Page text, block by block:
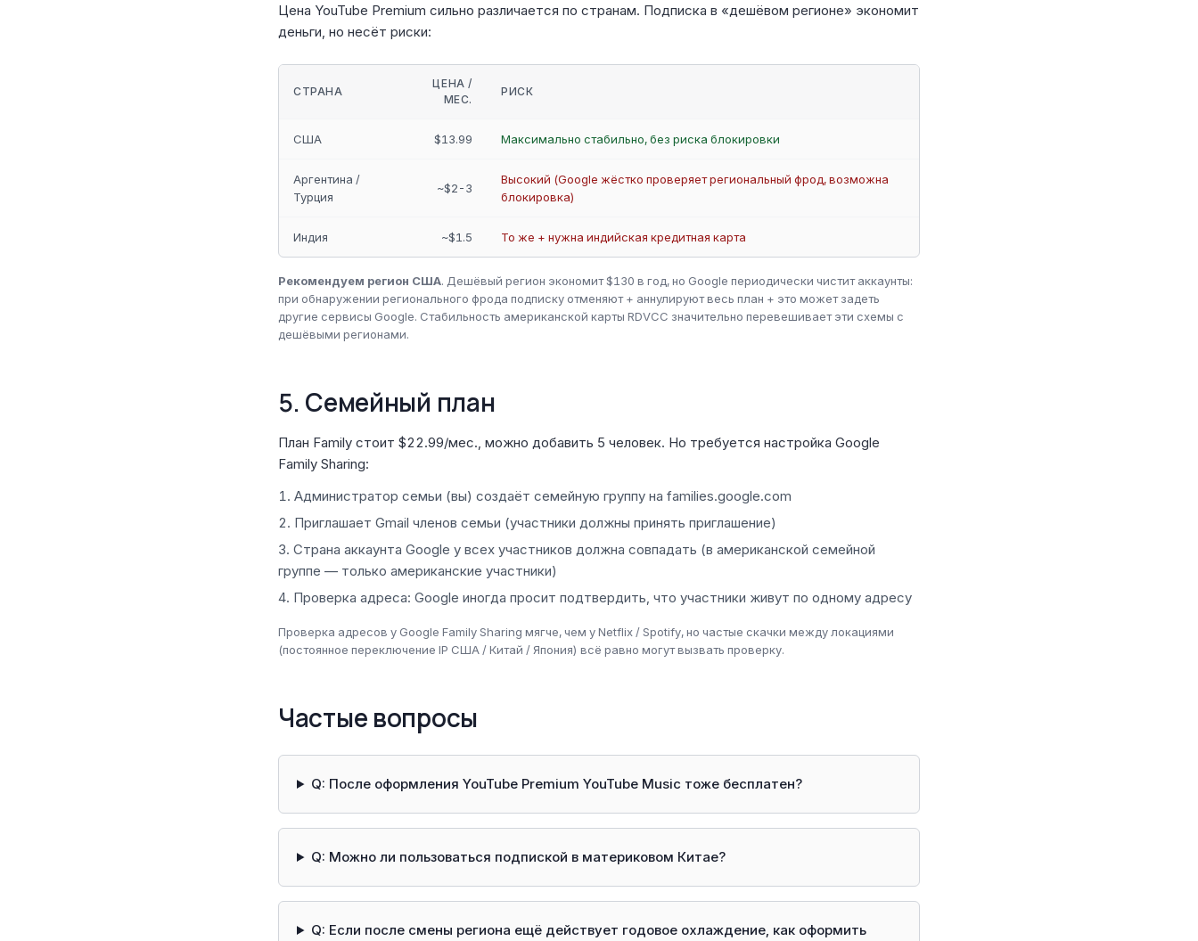
Цена YouTube Premium сильно различается по странам. Подписка в «дешёвом регионе» экономит
деньги, но несёт риски:
СТРАНА
ЦЕНА /
МЕС.
РИСК
США $13.99 Максимально стабильно, без риска блокировки
Аргентина /
Турция
~$2-3
Высокий (Google жёстко проверяет региональный фрод, возможна
блокировка)
Индия ~$1.5 То же + нужна индийская кредитная карта
Рекомендуем регион США. Дешёвый регион экономит $130 в год, но Google периодически чистит аккаунты:
при обнаружении регионального фрода подписку отменяют + аннулируют весь план + это может задеть
другие сервисы Google. Стабильность американской карты RDVCC значительно перевешивает эти схемы с
дешёвыми регионами.
5. Семейный план
План Family стоит $22.99/мес., можно добавить 5 человек. Но требуется настройка Google
Family Sharing:
Администратор семьи (вы) создаёт семейную группу на families.google.com
Приглашает Gmail членов семьи (участники должны принять приглашение)
Страна аккаунта Google у всех участников должна совпадать (в американской семейной
группе — только американские участники)
Проверка адреса: Google иногда просит подтвердить, что участники живут по одному адресу
Проверка адресов у Google Family Sharing мягче, чем у Netflix / Spotify, но частые скачки между локациями
(постоянное переключение IP США / Китай / Япония) всё равно могут вызвать проверку.
Частые вопросы
Q: После оформления YouTube Premium YouTube Music тоже бесплатен?
Q: Можно ли пользоваться подпиской в материковом Китае?
Q: Если после смены региона ещё действует годовое охлаждение, как оформить